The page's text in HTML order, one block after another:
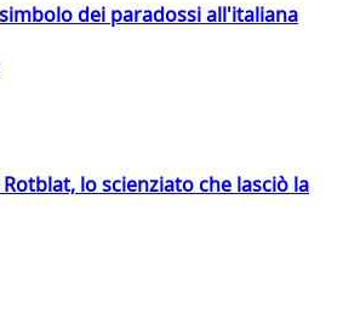
dei paradossi all'italiana
lo scienziato che lasciò la